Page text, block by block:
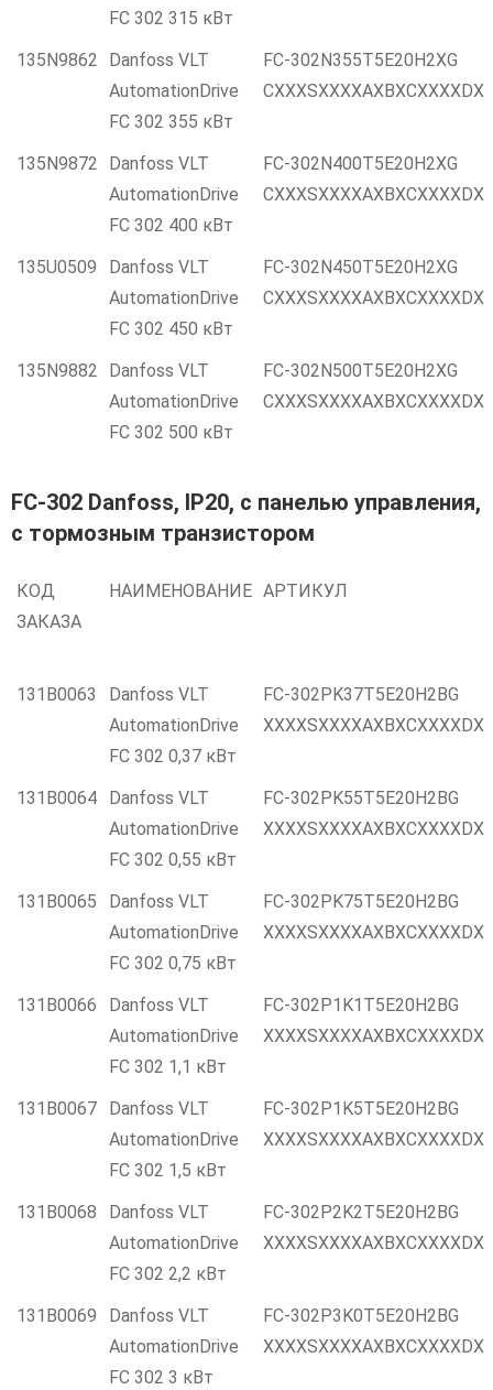
FC 302 315 кВт
135N9862
Danfoss VLT
AutomationDrive
FC 302 355 кВт
FC-302N355T5E20H2XG
CXXXSXXXXAXBXCXXXXDX
135N9872
Danfoss VLT
AutomationDrive
FC 302 400 кВт
FC-302N400T5E20H2XG
CXXXSXXXXAXBXCXXXXDX
135U0509
Danfoss VLT
AutomationDrive
FC 302 450 кВт
FC-302N450T5E20H2XG
CXXXSXXXXAXBXCXXXXDX
135N9882
Danfoss VLT
AutomationDrive
FC 302 500 кВт
FC-302N500T5E20H2XG
CXXXSXXXXAXBXCXXXXDX
FC-302 Danfoss, IP20, с панелью управления,
c тормозным транзистором
КОД
ЗАКАЗА
НАИМЕНОВАНИЕ АРТИКУЛ
131B0063
Danfoss VLT
AutomationDrive
FC 302 0,37 кВт
FC-302PK37T5E20H2BG
XXXXSXXXXAXBXCXXXXDX
131B0064
Danfoss VLT
AutomationDrive
FC 302 0,55 кВт
FC-302PK55T5E20H2BG
XXXXSXXXXAXBXCXXXXDX
131B0065
Danfoss VLT
AutomationDrive
FC 302 0,75 кВт
FC-302PK75T5E20H2BG
XXXXSXXXXAXBXCXXXXDX
131B0066
Danfoss VLT
AutomationDrive
FC 302 1,1 кВт
FC-302P1K1T5E20H2BG
XXXXSXXXXAXBXCXXXXDX
131B0067
Danfoss VLT
AutomationDrive
FC 302 1,5 кВт
FC-302P1K5T5E20H2BG
XXXXSXXXXAXBXCXXXXDX
131B0068
Danfoss VLT
AutomationDrive
FC 302 2,2 кВт
FC-302P2K2T5E20H2BG
XXXXSXXXXAXBXCXXXXDX
131B0069
Danfoss VLT
AutomationDrive
FC 302 3 кВт
FC-302P3K0T5E20H2BG
XXXXSXXXXAXBXCXXXXDX